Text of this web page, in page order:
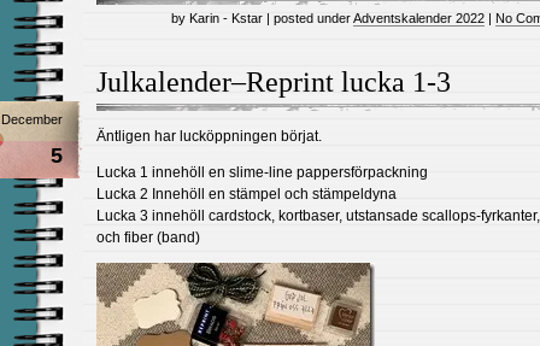
by Karin - Kstar | posted underAdventskalender 2022 | No
Julkalender–Reprint lucka 1-3
December
5
Äntligen har lucköppningen börjat.
Lucka 1 innehöll en slime-line pappersförpackning
Lucka 2 Innehöll en stämpel och stämpeldyna
Lucka 3 innehöll cardstock, kortbaser, utstansade scallops-
och fiber (band)